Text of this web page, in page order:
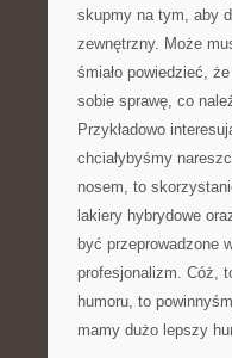
skupmy na tym, aby
zewnętrzny. Może
śmiało powiedzieć,
sobie sprawę, co
Przykładowo
chciałybyśmy
nosem, to
lakiery hybrydowe
być przeprowadzone
profesjonalizm. Cóż,
humoru, to
mamy dużo lepszy